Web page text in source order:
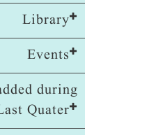
Library
Events
during
Quater